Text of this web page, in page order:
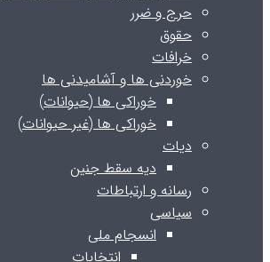
حرج و ضرر
حقوق
خرافات
خوردنی ها و آشامیدنی ها
خوراکی ها (حیوانات)
خوراکی ها (غیر حیوانات)
دیات
دیه سقط جنین
رسانه و ارتباطات
سیاسی
انسجام ملی
انتخابات